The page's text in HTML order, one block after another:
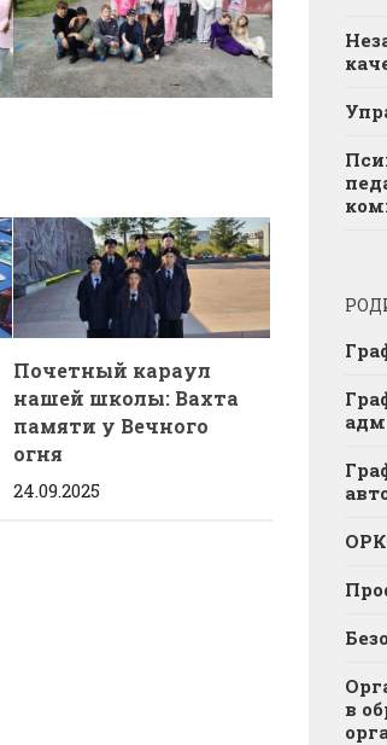
Почетный караул
нашей школы: Вахта
памяти у Вечного
огня
24.09.2025
в